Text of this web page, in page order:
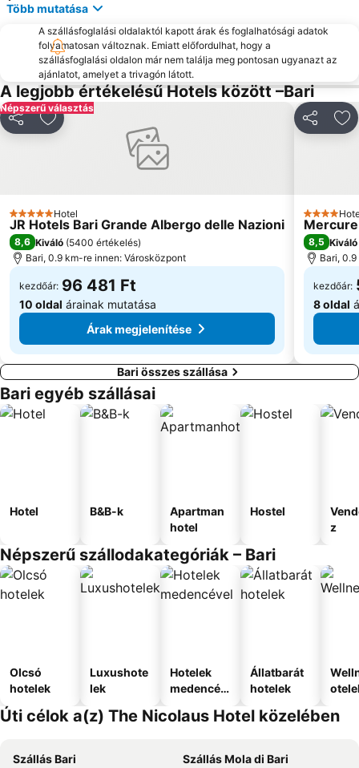
Palese - Macchie
The Trulli of Alberobello
Picone
Mungivacca
Centro storico
Ceglie del Campo
Cattedrale
Centro storico
Több mutatása
A szállásfoglalási oldalaktól kapott árak és foglalhatósági adatok
folyamatosan változnak. Emiatt előfordulhat, hogy a
szállásfoglalási oldalon már nem találja meg pontosan ugyanazt az
ajánlatot, amelyet a trivagón látott.
A legjobb értékelésű Hotels között –Bari
Népszerű választás
MegosztásHozzáadás a kedvencekhez
5 Kategória
Hotel
JR Hotels Bari Grande Albergo delle Nazioni
8,6 Kiváló (5400 értékelés)
Bari, 0.9 km-re innen: Városközpont
kezdőár: 96 481 Ft
10 oldal árainak mutatása
Árak megjelenítése
4
8,5 Kiváló
Bari,
kezdőár:
8 oldal
Bari összes szállása
Bari egyéb szállásai
Hotel B&B-k
Apartman
hotel
Hostel
z
Népszerű szállodakategóriák – Bari
Olcsó
hotelek
Luxushote
lek
Hotelek
medencév
Állatbarát
hotelek
Úti célok a(z) The Nicolaus Hotel közelében
Szállás Bari
Szállás Mola di Bari